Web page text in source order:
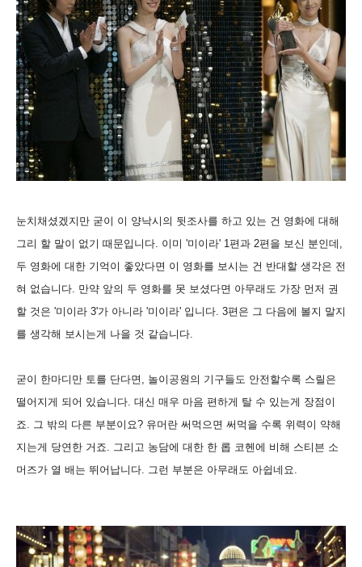
눈치채셨겠지만 굳이 이 양낙시의 뒷조사를 하고 있는 건 영화에 대해
그리 할 말이 없기 때문입니다. 이미 '미이라' 1편과 2편을 보신 분인데,
두 영화에 대한 기억이 좋았다면 이 영화를 보시는 건 반대할 생각은 전
혀 없습니다. 만약 앞의 두 영화를 못 보셨다면 아무래도 가장 먼저 권
할 것은 '미이라 3'가 아니라 '미이라' 입니다. 3편은 그 다음에 볼지 말지
를 생각해 보시는게 나을 것 같습니다.
굳이 한마디만 토를 단다면, 놀이공원의 기구들도 안전할수록 스릴은
떨어지게 되어 있습니다. 대신 매우 마음 편하게 탈 수 있는게 장점이
죠. 그 밖의 다른 부분이요? 유머란 써먹으면 써먹을 수록 위력이 약해
지는게 당연한 거죠. 그리고 농담에 대한 한 롭 코헨에 비해 스티븐 소
머즈가 열 배는 뛰어납니다. 그런 부분은 아무래도 아쉽네요.